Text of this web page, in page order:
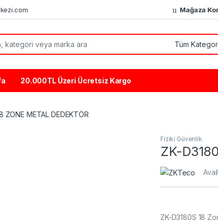
Mağaza
20.000TL Üzeri Ücretsiz Kargo
ZONE METAL DEDEKTÖR
Fiziki Güvenlik
ZK-
ZK-D3180S 18